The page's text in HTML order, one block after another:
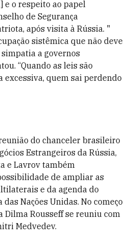
o respeito ao papel
de Segurança
após visita à Rússia. "
sistêmica que não deve
a governos
“Quando as leis são
quem sai perdendo
do chanceler brasileiro
Estrangeiros da Rússia,
e Lavrov também
de ampliar as
e da agenda do
das Nações Unidas. No começo
Dilma Rousseff se reuniu com
Medvedev.